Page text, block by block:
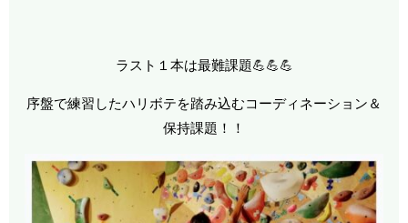
ラスト１本は最難課題💪💪💪
序盤で練習したハリボテを踏み込むコーディネーション＆
保持課題！！